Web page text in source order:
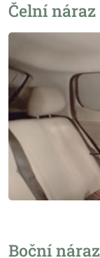
Čelní
Boční náraz